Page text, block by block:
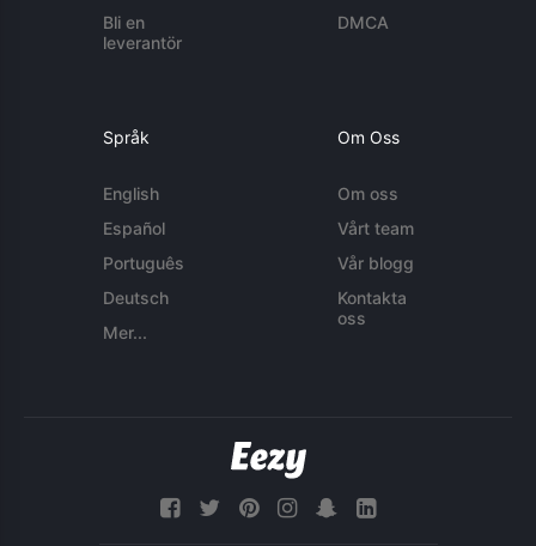
Bli en
leverantör
DMCA
Språk
English
Español
Português
Deutsch
Mer...
Om Oss
Om oss
Vårt team
Vår blogg
Kontakta
oss